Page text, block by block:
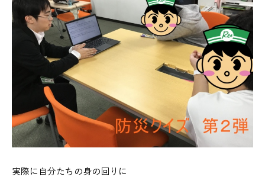
実際に自分たちの身の回りに